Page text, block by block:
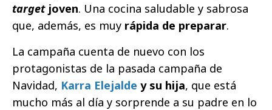
targetjoven. Una cocina saludable y sabrosa
que, además, es muy rápida de preparar.
La campaña cuenta de nuevo con los
protagonistas de la pasada campaña de
Navidad, Karra Elejalde y su hija, que está
mucho más al día y sorprende a su padre en lo